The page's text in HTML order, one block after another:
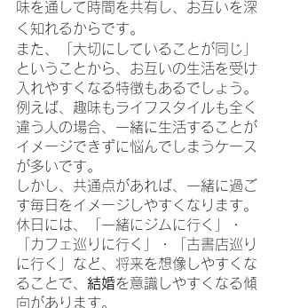
味を通して時間を共有し、お互いを深
く知れるからです。
また、「大切にしていることが同じ」
ということから、お互いの生活を受け
入れやすくなる特徴もあるでしょう。
例えば、趣味もライフスタイルも全く
違う人の場合、一緒に生活することが
イメージできずに悩んでしまうケース
が多いです。
しかし、共通点があれば、一緒に過ご
す毎日をイメージしやすくなります。
休日には、「一緒にジムに行く」・
「カフェ巡りに行く」・「古書店巡り
に行く」など、将来を想像しやすくな
ることで、 結婚を意識しやすくなる傾
向があります。